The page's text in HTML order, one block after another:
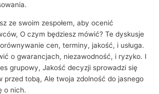
ze swoim zespołem, aby ocenić
O czym będziesz mówić? Te dyskusje
cen, terminy, jakość, i usługa.
o gwarancjach, niezawodność, i ryzyko. I
grupowy, Jakość decyzji sprowadzi się
przed tobą, Ale twoja zdolność do jasnego
o nich.